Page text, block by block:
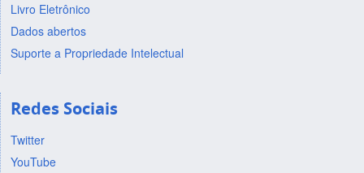
Livro Eletrônico
Dados abertos
Suporte a Propriedade Intelectual
Redes Sociais
Twitter
YouTube